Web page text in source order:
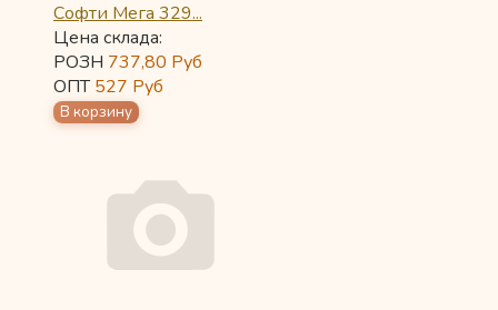
Софти Мега 329...
Цена склада:
РОЗН 737,80 Руб
ОПТ527 Руб